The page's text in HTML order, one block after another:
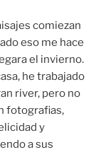
comiezan
eso me hace
el invierno.
he trabajado
river, pero no
fotografias,
y
a sus